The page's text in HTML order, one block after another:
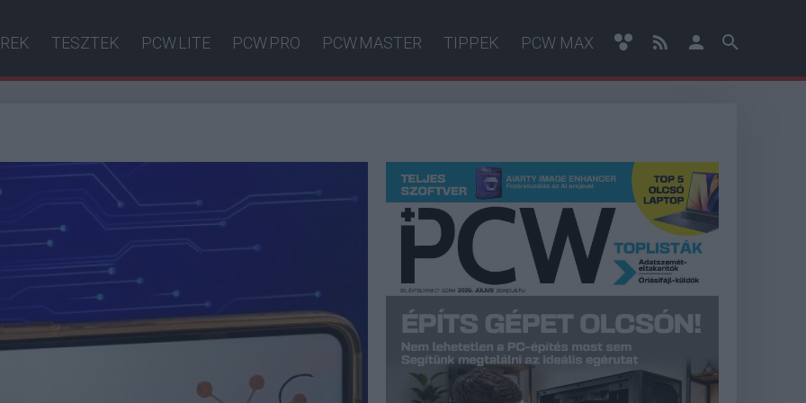
TESZTEK PCW.LITE PCW.PRO PCW.MASTER TIPPEK PCW MAX